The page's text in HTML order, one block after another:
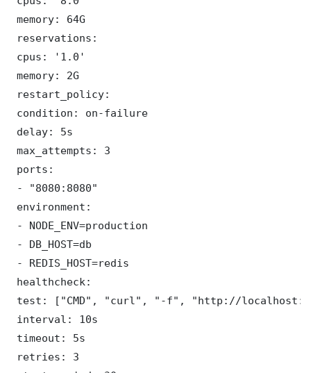
memory: 64G
reservations:
cpus: '1.0'
memory: 2G
restart_policy:
condition: on-failure
delay: 5s
max_attempts: 3
ports:
- "8080:8080"
environment:
- NODE_ENV=production
- DB_HOST=db
- REDIS_HOST=redis
healthcheck:
test: ["CMD", "curl", "-f", "http://
interval: 10s
timeout: 5s
retries: 3